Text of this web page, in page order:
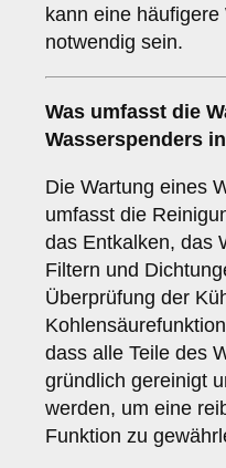
kann eine häufigere
notwendig sein.
Was umfasst die
Wasserspenders
Die Wartung eines
umfasst die
das Entkalken, das
Filtern und
Überprüfung der
dass alle Teile des
gründlich gereinigt
werden, um eine
Funktion zu